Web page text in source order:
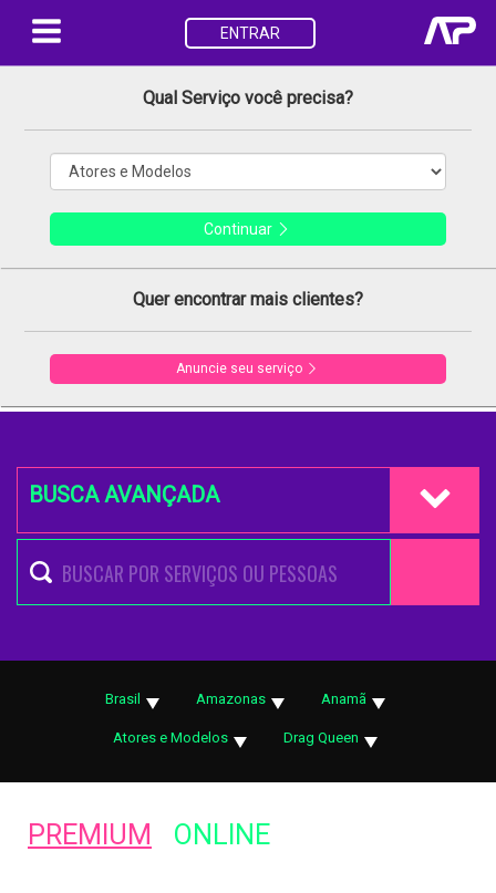
ENTRAR
Qual Serviço você precisa?
Continuar
Quer encontrar mais clientes?
Anuncie seu serviço
BUSCA AVANÇADA
Brasil Amazonas Anamã
Atores e Modelos Drag Queen
PREMIUM ONLINE